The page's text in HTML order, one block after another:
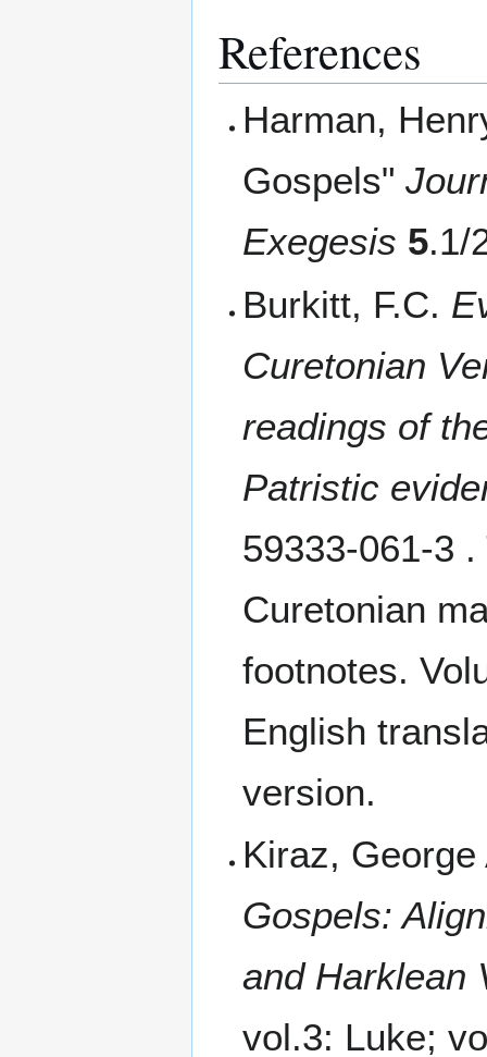
References
Harman,
Gospels"
Exegesis 5.1/
Burkitt, F.C.
Curetonian
readings of
Patristic
59333-061-3
Curetonian
footnotes.
English
version.
Kiraz,
Gospels:
and Harklean
vol.3: Luke;